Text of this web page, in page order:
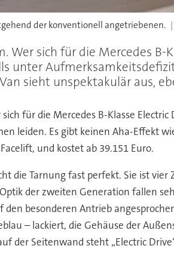
der konventionell angetriebenen.
Wer sich für die Mercedes B-
unter
sieht unspektakulär aus,
für die Mercedes B-Klasse
leiden. Es gibt keinen Aha-Effekt
und kostet ab 39.151 Euro.
die Tarnung fast perfekt. Sie ist
der zweiten Generation fallen
den besonderen Antrieb
– lackiert, die Gehäuse der
der Seitenwand steht „Electric